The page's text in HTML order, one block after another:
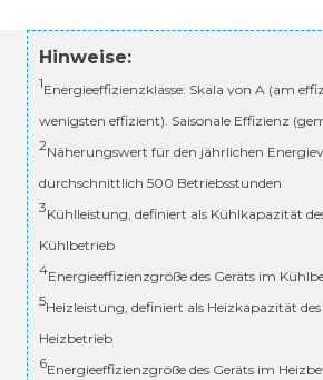
Hinweise:
1Energieeffizienzklasse: Skala von A (am
wenigsten effizient). Saisonale Effizienz
2Näherungswert für den jährlichen
durchschnittlich 500 Betriebsstunden
3Kühlleistung, definiert als Kühlkapazität
Kühlbetrieb
4Energieeffizienzgröße des Geräts im
5Heizleistung, definiert als Heizkapazität
Heizbetrieb
6Energieeffizienzgröße des Geräts im